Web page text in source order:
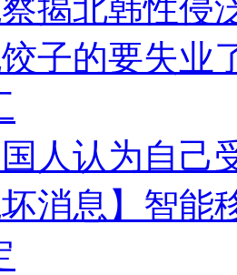
揭北韩性侵
子的要失业
人认为自己
坏消息】智